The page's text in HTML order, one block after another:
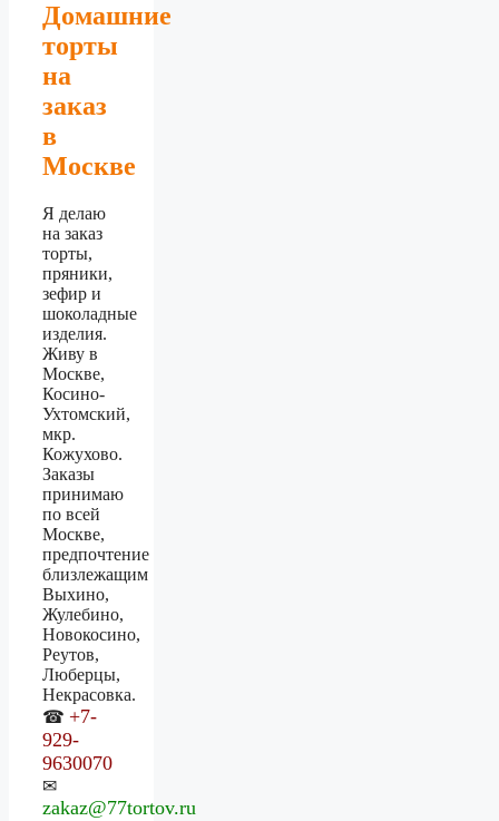
Домашние
торты
на
заказ
в
Москве
Я делаю
на заказ
торты,
пряники,
зефир и
шоколадные
изделия.
Живу в
Москве,
Косино-
Ухтомский,
мкр.
Кожухово.
Заказы
принимаю
по всей
Москве,
предпочтение
близлежащим
Выхино,
Жулебино,
Новокосино,
Реутов,
Люберцы,
Некрасовка.
☎ +7-
929-
9630070
✉
zakaz@77tortov.ru